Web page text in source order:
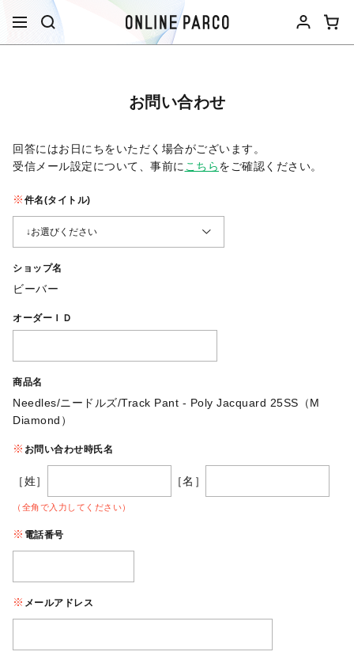
お問い合わせ
回答にはお日にちをいただく場合がございます。
受信メール設定について、事前に こちらをご確認ください。​
件名(タイトル)
ショップ名
ビーバー
オーダーＩＤ
商品名
Needles/ニードルズ/Track Pant - Poly Jacquard 25SS（M
Diamond）
お問い合わせ時氏名
［姓］ ［名］
（全角で入力してください）
電話番号
メールアドレス